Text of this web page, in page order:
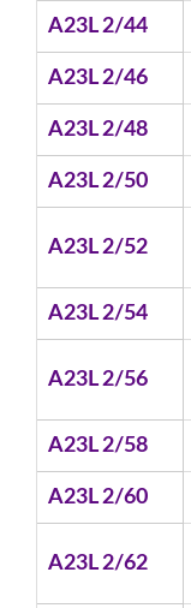
A23L 2/44
A23L 2/46
A23L 2/48
A23L 2/50
A23L 2/52
A23L 2/54
A23L 2/56
A23L 2/58
A23L 2/60
A23L 2/62